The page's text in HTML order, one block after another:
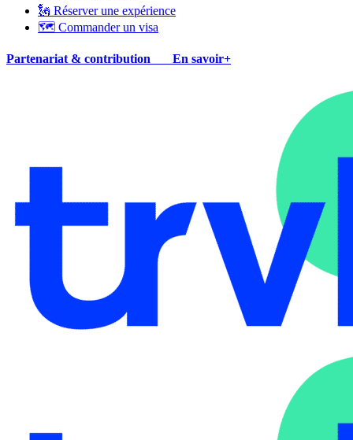
🗽 Réserver une expérience
🗺 Commander un visa
Partenariat & contribution En savoir+